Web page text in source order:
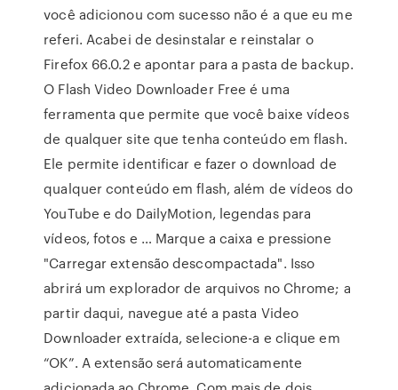
você adicionou com sucesso não é a que eu me
referi. Acabei de desinstalar e reinstalar o
Firefox 66.0.2 e apontar para a pasta de backup.
O Flash Video Downloader Free é uma
ferramenta que permite que você baixe vídeos
de qualquer site que tenha conteúdo em flash.
Ele permite identificar e fazer o download de
qualquer conteúdo em flash, além de vídeos do
YouTube e do DailyMotion, legendas para
vídeos, fotos e … Marque a caixa e pressione
"Carregar extensão descompactada". Isso
abrirá um explorador de arquivos no Chrome; a
partir daqui, navegue até a pasta Video
Downloader extraída, selecione-a e clique em
“OK”. A extensão será automaticamente